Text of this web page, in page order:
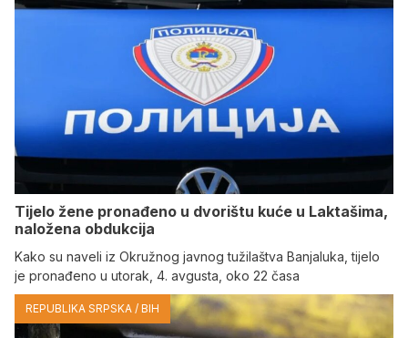
Tijelo žene pronađeno u dvorištu kuće u Laktašima,
naložena obdukcija
Kako su naveli iz Okružnog javnog tužilaštva Banjaluka, tijelo
je pronađeno u utorak, 4. avgusta, oko 22 časa
REPUBLIKA SRPSKA / BIH